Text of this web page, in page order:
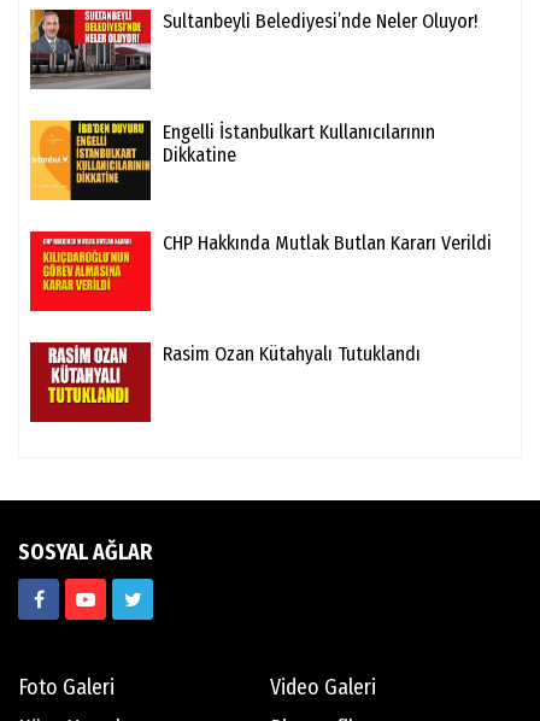
Sultanbeyli Belediyesi’nde Neler Oluyor!
Engelli İstanbulkart Kullanıcılarının
Dikkatine
CHP Hakkında Mutlak Butlan Kararı Verildi
Rasim Ozan Kütahyalı Tutuklandı
SOSYAL AĞLAR
Foto Galeri
Video Galeri